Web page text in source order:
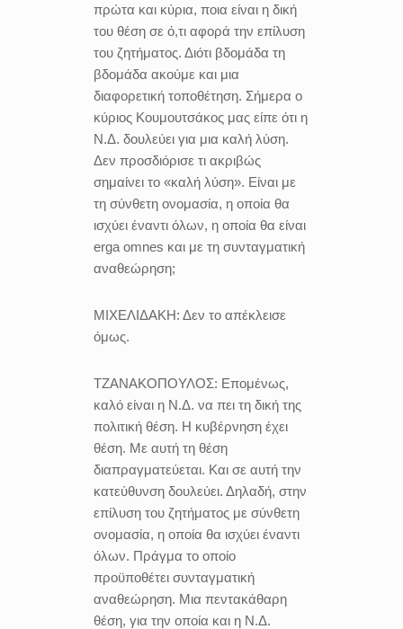
πρώτα και κύρια, ποια είναι η δική
του θέση σε ό,τι αφορά την επίλυση
του ζητήματος. Διότι βδομάδα τη
βδομάδα ακούμε και μια
διαφορετική τοποθέτηση. Σήμερα ο
κύριος Κουμουτσάκος μας είπε ότι η
Ν.Δ. δουλεύει για μια καλή λύση.
Δεν προσδιόρισε τι ακριβώς
σημαίνει το «καλή λύση». Είναι με
τη σύνθετη ονομασία, η οποία θα
ισχύει έναντι όλων, η οποία θα είναι
erga omnes και με τη συνταγματική
αναθεώρηση;
ΜΙΧΕΛΙΔΑΚΗ: Δεν το απέκλεισε
όμως.
ΤΖΑΝΑΚΟΠΟΥΛΟΣ: Επομένως,
καλό είναι η Ν.Δ. να πει τη δική της
πολιτική θέση. Η κυβέρνηση έχει
θέση. Με αυτή τη θέση
διαπραγματεύεται. Και σε αυτή την
κατεύθυνση δουλεύει. Δηλαδή, στην
επίλυση του ζητήματος με σύνθετη
ονομασία, η οποία θα ισχύει έναντι
όλων. Πράγμα το οποίο
προϋποθέτει συνταγματική
αναθεώρηση. Μια πεντακάθαρη
θέση, για την οποία και η Ν.Δ.